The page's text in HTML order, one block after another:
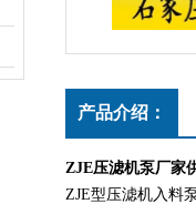
产品介绍：
ZJE压滤机泵厂家
ZJE型压滤机入料